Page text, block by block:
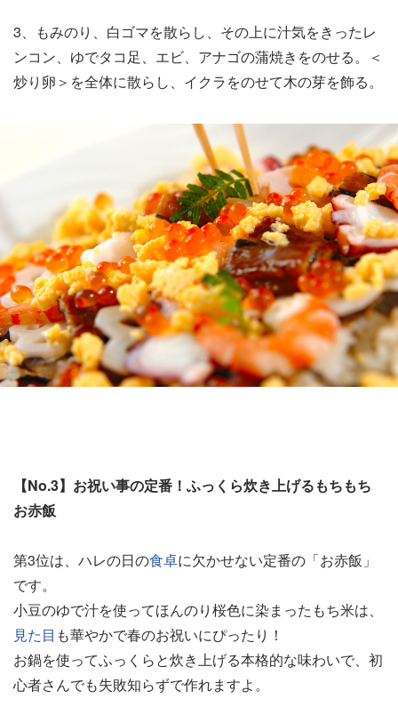
3、もみのり、白ゴマを散らし、その上に汁気をきったレ
ンコン、ゆでタコ足、エビ、アナゴの蒲焼きをのせる。＜
炒り卵＞を全体に散らし、イクラをのせて木の芽を飾る。
【No.3】お祝い事の定番！ふっくら炊き上げるもちもち
お赤飯
第3位は、ハレの日の食卓に欠かせない定番の「お赤飯」
です。
小豆のゆで汁を使ってほんのり桜色に染まったもち米は、
見た目 も華やかで春のお祝いにぴったり！
お鍋を使ってふっくらと炊き上げる本格的な味わいで、初
心者さんでも失敗知らずで作れますよ。